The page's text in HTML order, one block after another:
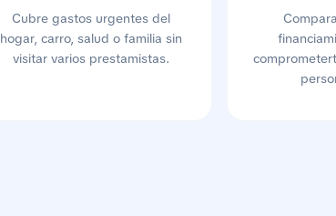
Cubre gastos urgentes del
hogar, carro, salud o familia sin
visitar varios prestamistas.